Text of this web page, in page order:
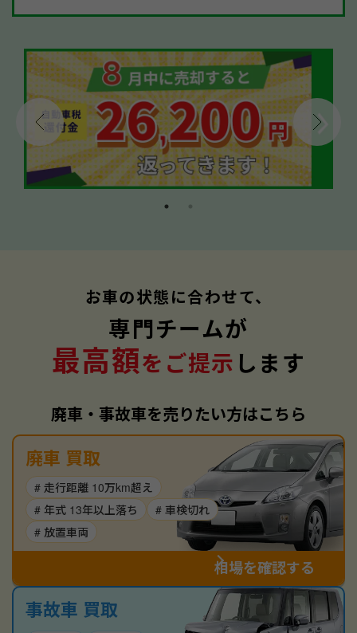
お車の状態に合わせて、
専門チームが
最高額をご提示 します
廃車・事故車を売りたい方はこちら
廃車 買取
# 走行距離 10万km超え
# 年式 13年以上落ち
# 車検切れ
# 放置車両
相場を確認する
事故車 買取